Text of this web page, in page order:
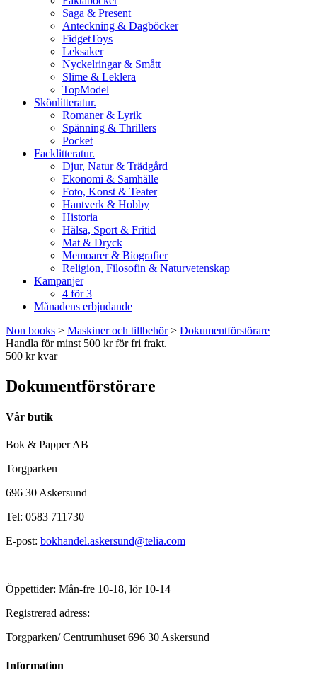
Saga & Present
Anteckning & Dagböcker
FidgetToys
Leksaker
Nyckelringar & Smått
Slime & Leklera
TopModel
Skönlitteratur.
Romaner & Lyrik
Spänning & Thrillers
Pocket
Facklitteratur.
Djur, Natur & Trädgård
Ekonomi & Samhälle
Foto, Konst & Teater
Hantverk & Hobby
Historia
Hälsa, Sport & Fritid
Mat & Dryck
Memoarer & Biografier
Religion, Filosofin & Naturvetenskap
Kampanjer
4 för 3
Månadens erbjudande
Non books > Maskiner och tillbehör> Dokumentförstörare
Handla för minst 500 kr för fri frakt.
500 kr kvar
Dokumentförstörare
Vår butik
Bok & Papper AB
Torgparken
696 30 Askersund
Tel: 0583 711730
E-post: bokhandel.askersund@telia.com
Öppettider: Mån-fre 10-18, lör 10-14
Registrerad adress:
Torgparken/ Centrumhuset 696 30 Askersund
Information